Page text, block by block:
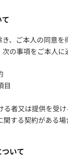
、ご本人の同意
の事項をご本人に
目
る者又は提供を受
する契約がある
いて